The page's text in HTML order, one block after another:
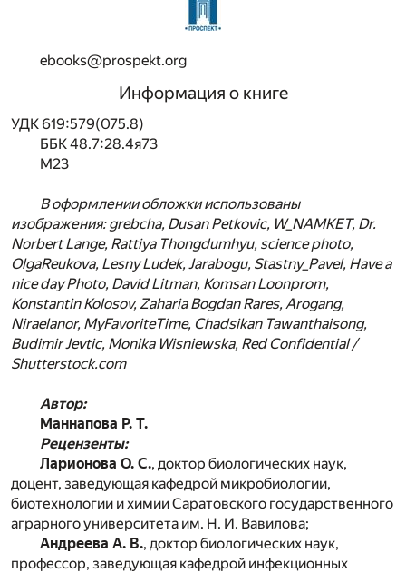
ebooks@prospekt.org
Информация о книге
УДК 619:579(075.8)
ББК 48.7:28.4я73
М23
В оформлении обложки использованы
изображения: grebcha, Dusan Petkovic, W_NAMKET, Dr.
Norbert Lange, Rattiya Thongdumhyu, science photo,
OlgaReukova, Lesny Ludek, Jarabogu, Stastny_Pavel, Have a
nice day Photo, David Litman, Komsan Loonprom,
Konstantin Kolosov, Zaharia Bogdan Rares, Arogang,
Niraelanor, MyFavoriteTime, Chadsikan Tawanthaisong,
Budimir Jevtic, Monika Wisniewska, Red Confidential /
Shutterstock.com
Автор:
Маннапова Р. Т.
Рецензенты:
Ларионова О. С., доктор биологических наук,
доцент, заведующая кафедрой микробиологии,
биотехнологии и химии Саратовского государственного
аграрного университета им. Н. И. Вавилова;
Андреева А. В., доктор биологических наук,
профессор, заведующая кафедрой инфекционных